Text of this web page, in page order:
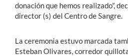
donación que hemos realizado”,
director (s) del Centro de Sangre.
La ceremonia estuvo marcada
Esteban Olivares, corredor